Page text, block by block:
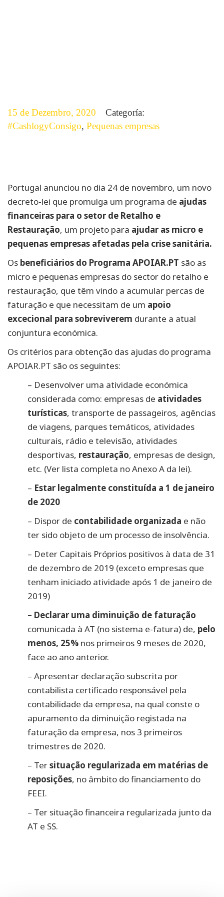
15 de Dezembro, 2020
Categoría:
#CashlogyConsigo, Pequenas empresas
Portugal anunciou no dia 24 de novembro, um novo
decreto-lei que promulga um programa de ajudas
financeiras para o setor de Retalho e
Restauração, um projeto para ajudar as micro e
pequenas empresas afetadas pela crise sanitária.
Os beneficiários do Programa APOIAR.PT são as
micro e pequenas empresas do sector do retalho e
restauração, que têm vindo a acumular percas de
faturação e que necessitam de um apoio
excecional para sobreviverem durante a atual
conjuntura económica.
Os critérios para obtenção das ajudas do programa
APOIAR.PT são os seguintes:
– Desenvolver uma atividade económica
considerada como: empresas de atividades
turísticas, transporte de passageiros, agências
de viagens, parques temáticos, atividades
culturais, rádio e televisão, atividades
desportivas, restauração, empresas de design,
etc. (Ver lista completa no Anexo A da lei).
– Estar legalmente constituída a 1 de janeiro
de 2020
– Dispor de contabilidade organizada e não
ter sido objeto de um processo de insolvência.
– Deter Capitais Próprios positivos à data de 31
de dezembro de 2019 (exceto empresas que
tenham iniciado atividade após 1 de janeiro de
2019)
– Declarar uma diminuição de faturação
comunicada à AT (no sistema e-fatura) de, pelo
menos, 25% nos primeiros 9 meses de 2020,
face ao ano anterior.
– Apresentar declaração subscrita por
contabilista certificado responsável pela
contabilidade da empresa, na qual conste o
apuramento da diminuição registada na
faturação da empresa, nos 3 primeiros
trimestres de 2020.
– Tersituação regularizada em matérias de
reposições, no âmbito do financiamento do
FEEI.
– Ter situação financeira regularizada junto da
AT e SS.